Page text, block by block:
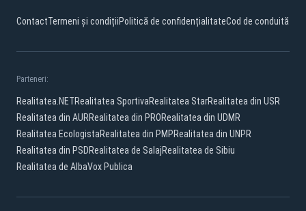
ContactTermeni și condițiiPolitică de confidențialitateCod de conduită
Parteneri:
Realitatea.NETRealitatea SportivaRealitatea StarRealitatea din USR
Realitatea din AURRealitatea din PRORealitatea din UDMR
Realitatea EcologistaRealitatea din PMPRealitatea din UNPR
Realitatea din PSDRealitatea de SalajRealitatea de Sibiu
Realitatea de AlbaVox Publica